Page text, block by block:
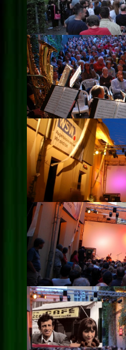
Kinogutschein
Konzept
Archiv
Kontakt
Impressum
Datenschutz